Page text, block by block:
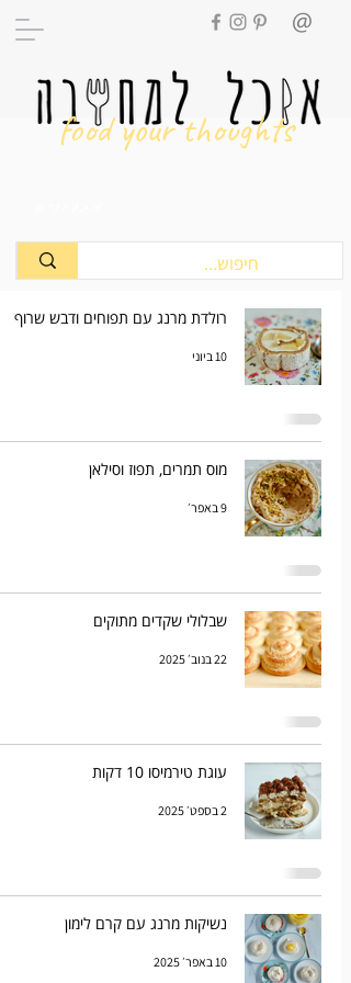
food your thoughts
רולדת מרנג עם תפוחים ודבש שרוף
10 ביוני
מוס תמרים, תפוז וסילאן
9 באפר׳
שבלולי שקדים מתוקים
22 בנוב׳ 2025
עוגת טירמיסו 10 דקות
2 בספט׳ 2025
נשיקות מרנג עם קרם לימון
10 באפר׳ 2025